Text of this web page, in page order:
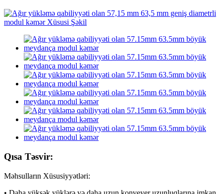
Qısa Təsvir:
Məhsulların Xüsusiyyətləri: